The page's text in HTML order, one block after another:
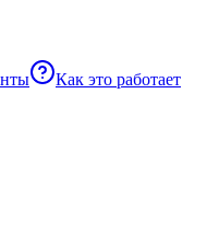
Как это работает